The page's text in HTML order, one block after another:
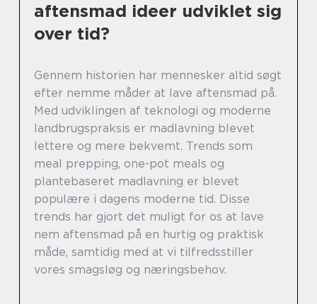
aftensmad ideer udviklet sig
over tid?
Gennem historien har mennesker altid søgt
efter nemme måder at lave aftensmad på.
Med udviklingen af teknologi og moderne
landbrugspraksis er madlavning blevet
lettere og mere bekvemt. Trends som
meal prepping, one-pot meals og
plantebaseret madlavning er blevet
populære i dagens moderne tid. Disse
trends har gjort det muligt for os at lave
nem aftensmad på en hurtig og praktisk
måde, samtidig med at vi tilfredsstiller
vores smagsløg og næringsbehov.